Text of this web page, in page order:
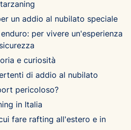
un addio al nubilato speciale
per vivere un'esperienza
e curiosità
di addio al nubilato
pericoloso?
in Italia
fare rafting all'estero e in